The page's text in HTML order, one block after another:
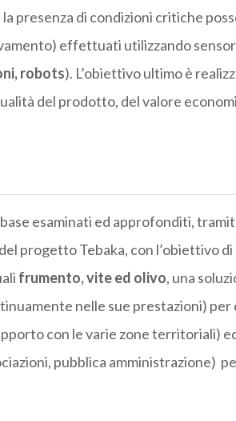
presenza di condizioni critiche
effettuati utilizzando
robots). L’obiettivo ultimo è
del prodotto, del valore
esaminati ed approfonditi,
progetto Tebaka, con l’obiettivo
frumento, vite ed olivo, una
nelle sue prestazioni) per
con le varie zone territoriali)
pubblica amministrazione)